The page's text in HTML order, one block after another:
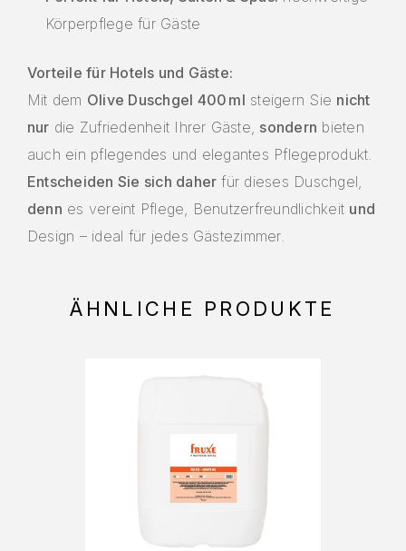
Körperpflege für Gäste
Vorteile für Hotels und Gäste:
Mit dem Olive Duschgel 400 ml steigern Sie nicht
nur die Zufriedenheit Ihrer Gäste, sondern bieten
auch ein pflegendes und elegantes Pflegeprodukt.
Entscheiden Sie sich daher für dieses Duschgel,
denn es vereint Pflege, Benutzerfreundlichkeit und
Design – ideal für jedes Gästezimmer.
ÄHNLICHE PRODUKTE